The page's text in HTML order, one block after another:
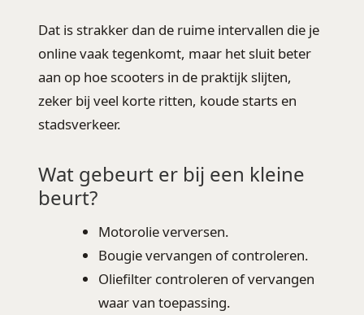
Dat is strakker dan de ruime intervallen die je
online vaak tegenkomt, maar het sluit beter
aan op hoe scooters in de praktijk slijten,
zeker bij veel korte ritten, koude starts en
stadsverkeer.
Wat gebeurt er bij een kleine
beurt?
Motorolie verversen.
Bougie vervangen of controleren.
Oliefilter controleren of vervangen
waar van toepassing.